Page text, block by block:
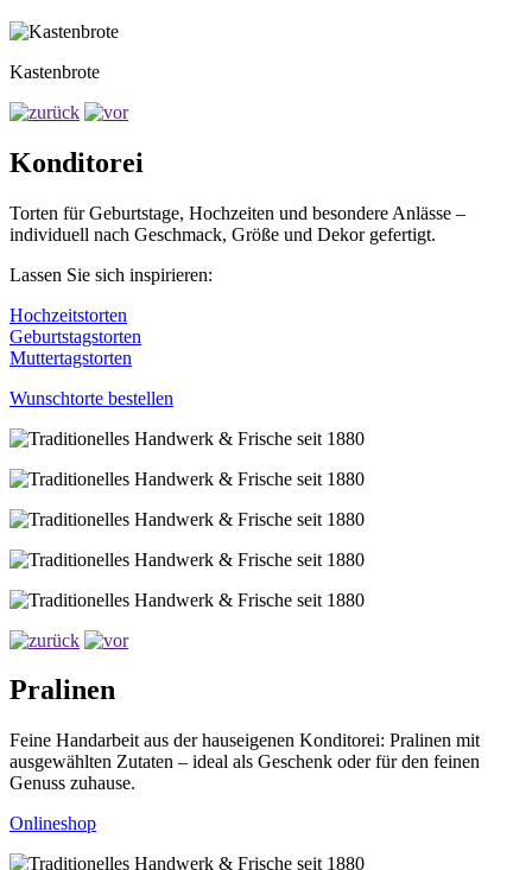
Kastenbrote
Konditorei
Torten für Geburtstage, Hochzeiten und besondere Anlässe –
individuell nach Geschmack, Größe und Dekor gefertigt.
Lassen Sie sich inspirieren:
Hochzeitstorten
Geburtstagstorten
Muttertagstorten
Wunschtorte bestellen
Pralinen
Feine Handarbeit aus der hauseigenen Konditorei: Pralinen mit
ausgewählten Zutaten – ideal als Geschenk oder für den feinen
Genuss zuhause.
Onlineshop